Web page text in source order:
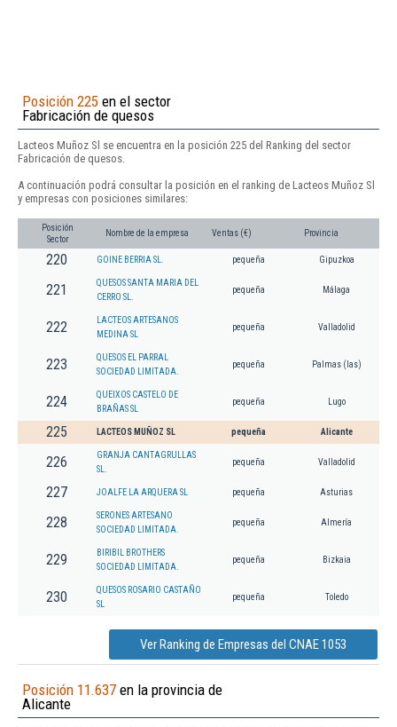
Posición 225 en el sector
Fabricación de quesos
Lacteos Muñoz Sl se encuentra en la posición 225 del Ranking del sector
Fabricación de quesos.
A continuación podrá consultar la posición en el ranking de Lacteos Muñoz Sl
y empresas con posiciones similares:
Posición
Sector
Nombre de la empresa Ventas (€) Provincia
220 GOINE BERRIA SL. pequeña Gipuzkoa
221
QUESOS SANTA MARIA DEL
CERRO SL.
pequeña Málaga
222
LACTEOS ARTESANOS
MEDINA SL
pequeña Valladolid
223
QUESOS EL PARRAL
SOCIEDAD LIMITADA.
pequeña Palmas (las)
224
QUEIXOS CASTELO DE
BRAÑAS SL
pequeña Lugo
225 LACTEOS MUÑOZ SL pequeña Alicante
226
GRANJA CANTAGRULLAS
SL.
pequeña Valladolid
227 JOALFE LA ARQUERA SL pequeña Asturias
228
SERONES ARTESANO
SOCIEDAD LIMITADA.
pequeña Almería
229
BIRIBIL BROTHERS
SOCIEDAD LIMITADA.
pequeña Bizkaia
230
QUESOS ROSARIO CASTAÑO
SL
pequeña Toledo
Ver Ranking de Empresas del CNAE 1053
Posición 11.637 en la provincia de
Alicante